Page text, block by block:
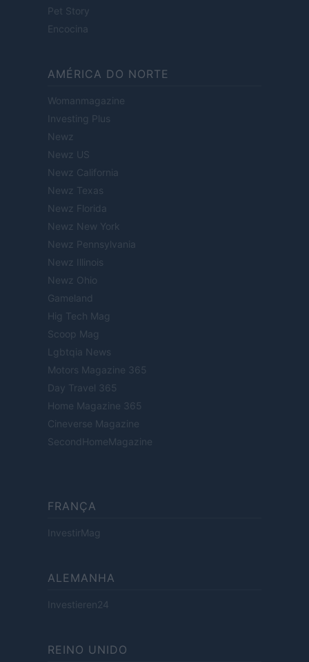
Pet Story
Encocina
AMÉRICA DO NORTE
Womanmagazine
Investing Plus
Newz
Newz US
Newz California
Newz Texas
Newz Florida
Newz New York
Newz Pennsylvania
Newz Illinois
Newz Ohio
Gameland
Hig Tech Mag
Scoop Mag
Lgbtqia News
Motors Magazine 365
Day Travel 365
Home Magazine 365
Cineverse Magazine
SecondHomeMagazine
FRANÇA
InvestirMag
ALEMANHA
Investieren24
REINO UNIDO